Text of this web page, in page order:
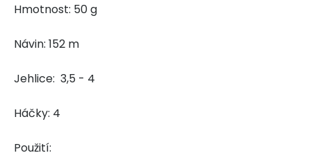
Hmotnost: 50 g
Návin: 152 m
Jehlice: 3,5 - 4
Háčky: 4
Použití: